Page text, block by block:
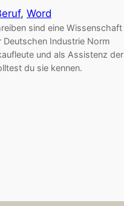
, Word
sind eine Wissenschaft
Industrie Norm
und als Assistenz der
du sie kennen.